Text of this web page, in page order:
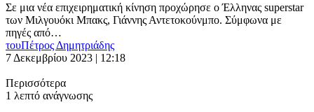
Σε μια νέα επιχειρηματική κίνηση προχώρησε ο Έλληνας superstar
των Μιλγουόκι Μπακς, Γιάννης Αντετοκούνμπο. Σύμφωνα με
πηγές από…
τουΠέτρος Δημητριάδης
7 Δεκεμβρίου 2023 | 12:18
Περισσότερα
1 λεπτό ανάγνωσης